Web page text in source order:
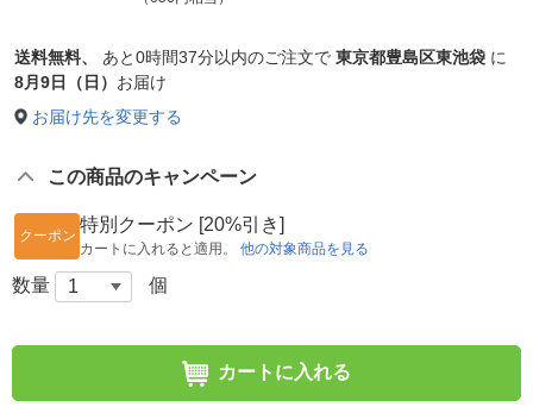
送料無料、 あと0時間37分以内のご注文で 東京都豊島区東池袋 に
8月9日（日） お届け
お届け先を変更する
この商品のキャンペーン
クーポン
特別クーポン [20%引き]
カートに入れると適用。 他の対象商品を見る
数量 個
カートに入れる